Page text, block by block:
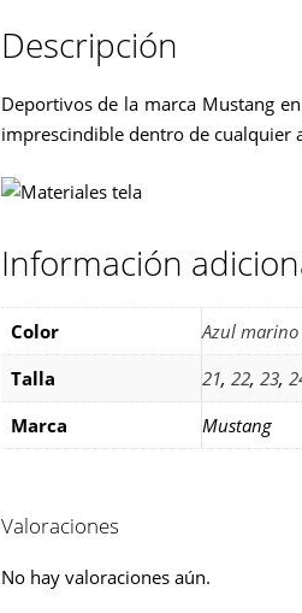
Descripción
Deportivos de la marca Mustang
imprescindible dentro de cualquier
Información
Color
Azul marino
Talla
21, 22, 23,
Marca
Mustang
Valoraciones
No hay valoraciones aún.